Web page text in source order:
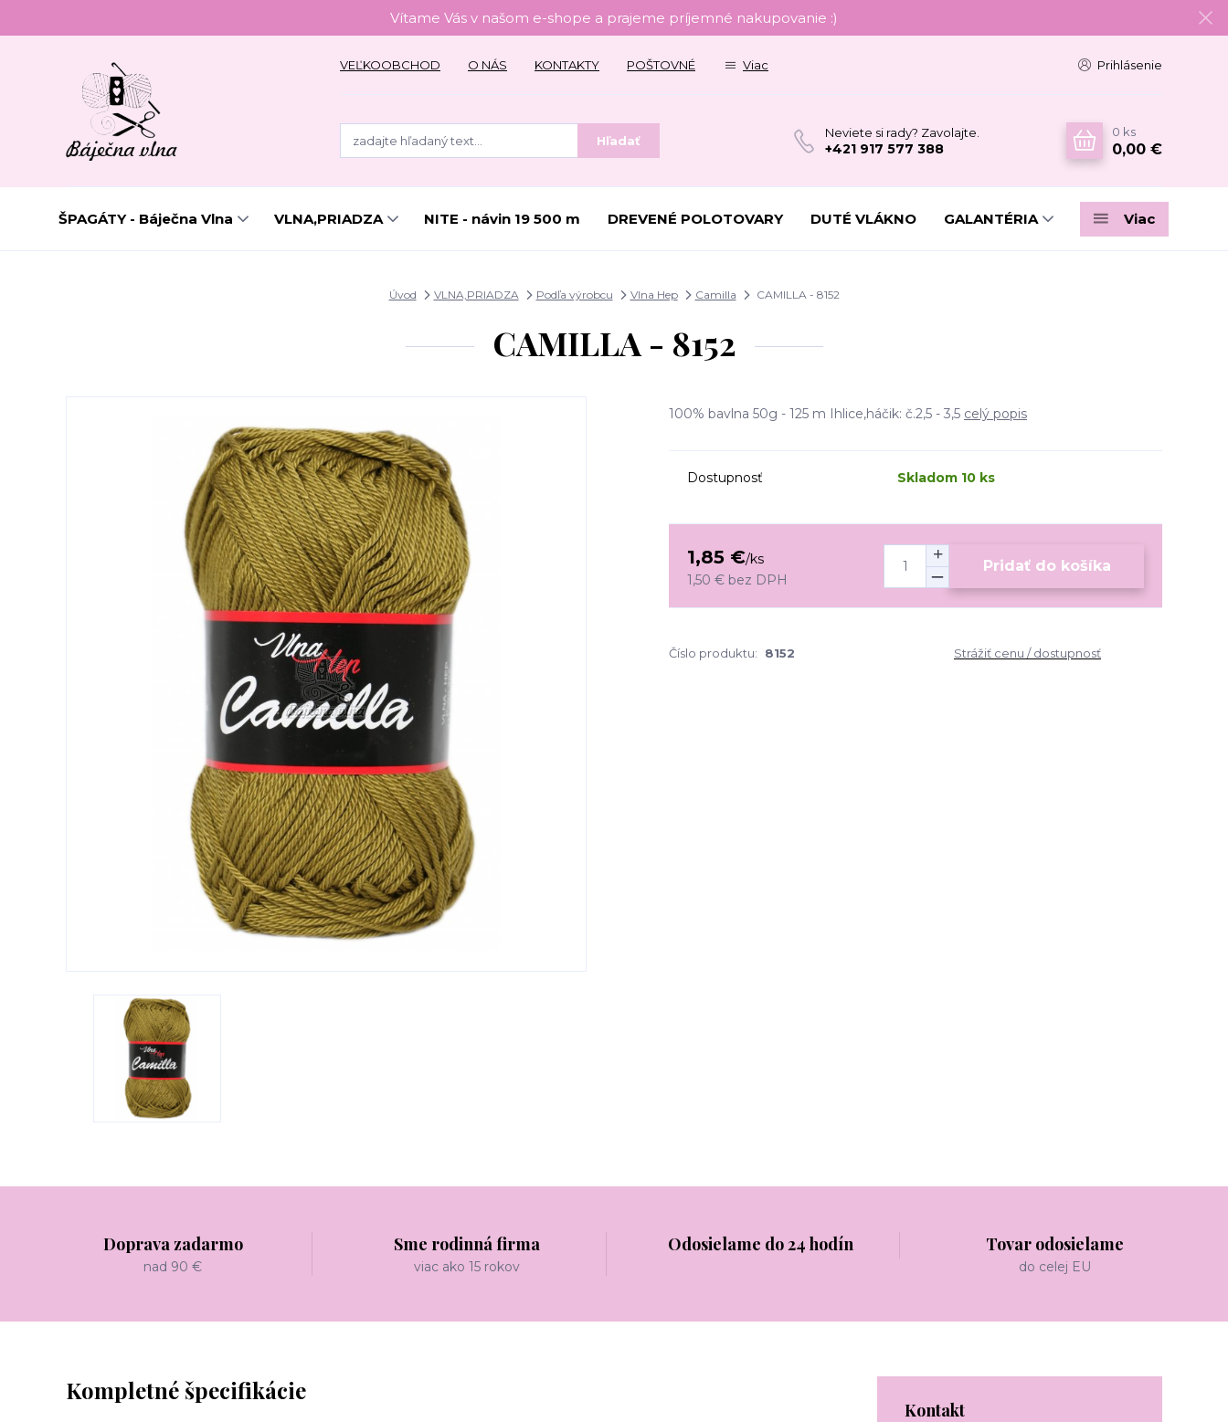
Vítame Vás v našom e-shope a prajeme príjemné nakupovanie :)
VEĽKOOBCHOD O NÁS KONTAKTY POŠTOVNÉ Viac Prihlásenie
Hľadať
Neviete si rady? Zavolajte.
+421 917 577 388
0 ks
0,00 €
ŠPAGÁTY - Báječna Vlna VLNA,PRIADZA NITE - návin 19 500 m DREVENÉ POLOTOVARY DUTÉ VLÁKNO GALANTÉRIA Viac
Úvod VLNA,PRIADZA Podľa výrobcu Vlna Hep Camilla CAMILLA - 8152
CAMILLA - 8152
100% bavlna 50g - 125 m Ihlice,háčik: č.2,5 - 3,5 celý popis
Dostupnosť Skladom 10 ks
1,85 €/ks
1,50 € bez DPH
Pridať do košíka
Číslo produktu: 8152 Strážiť cenu / dostupnosť
Doprava zadarmo
nad 90 €
Sme rodinná firma
viac ako 15 rokov
Odosielame do 24 hodín Tovar odosielame
do celej EU
Kompletné špecifikácie
Kontakt